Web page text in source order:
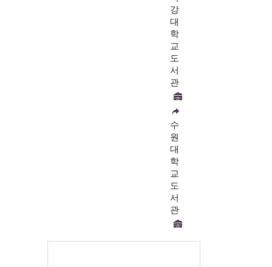
강
대
학
교
도
서
관
수
원
대
학
교
도
서
관